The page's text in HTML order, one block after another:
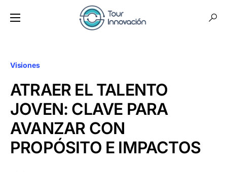
Visiones
ATRAER EL TALENTO
JOVEN: CLAVE PARA
AVANZAR CON
PROPÓSITO E IMPACTOS